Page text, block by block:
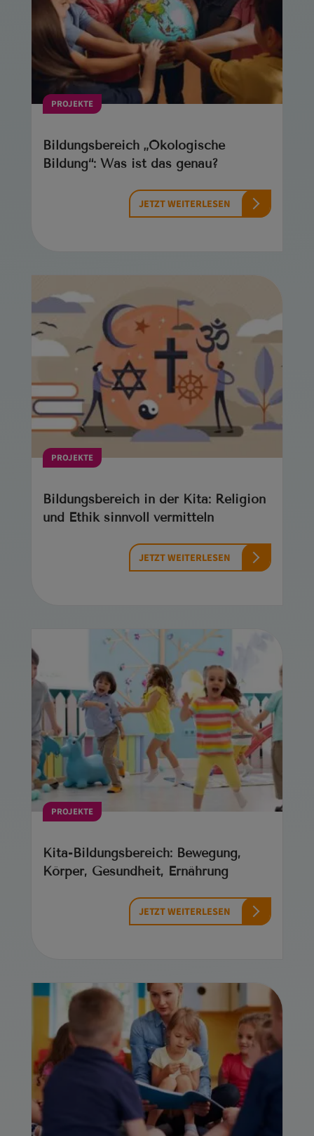
PROJEKTE
Bildungsbereich „Ökologische
Bildung“: Was ist das genau?
JETZT WEITERLESEN
PROJEKTE
Bildungsbereich in der Kita: Religion
und Ethik sinnvoll vermitteln
JETZT WEITERLESEN
PROJEKTE
Kita-Bildungsbereich: Bewegung,
Körper, Gesundheit, Ernährung
JETZT WEITERLESEN